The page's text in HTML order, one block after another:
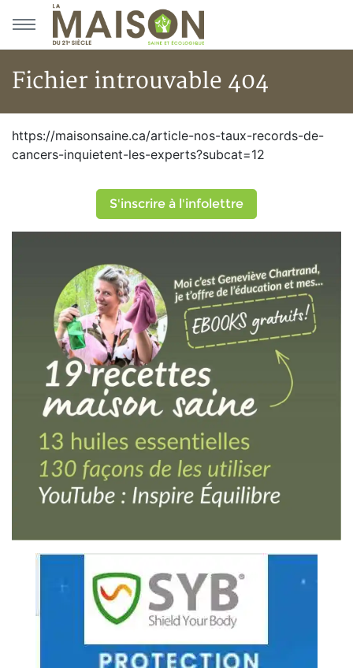
Aller au menu principal
Aller au contenu principal
Fichier introuvable 404
Fichier introuvable 404
https://maisonsaine.ca/article-nos-taux-records-de-
cancers-inquietent-les-experts?subcat=12
S'inscrire à l'infolettre